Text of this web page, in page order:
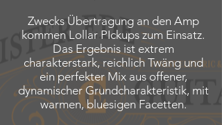
Zwecks Übertragung an den Amp
kommen Lollar PIckups zum Einsatz.
Das Ergebnis ist extrem
charakterstark, reichlich Twäng und
ein perfekter Mix aus offener,
dynamischer Grundcharakteristik, mit
warmen, bluesigen Facetten.